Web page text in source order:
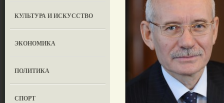
КУЛЬТУРА И ИСКУССТВО
ЭКОНОМИКА
ПОЛИТИКА
СПОРТ